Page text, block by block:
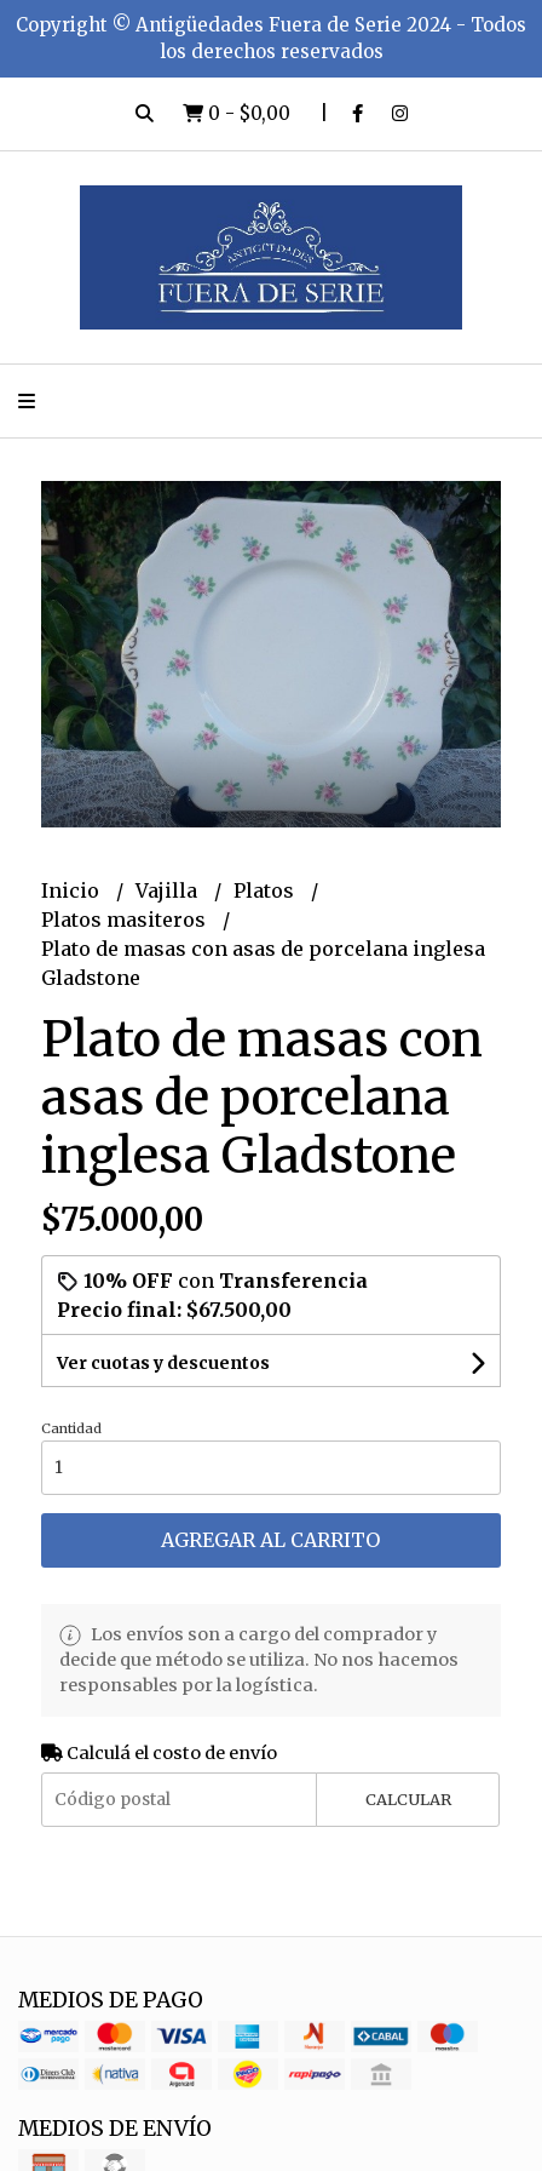
Copyright ©️ Antigüedades Fuera de Serie 2024 - Todos
los derechos reservados
0 - $0,00
Inicio Vajilla
Platos
Platos masiteros
Plato de masas con asas de porcelana inglesa
Gladstone
Plato de masas con
asas de porcelana
inglesa Gladstone
$75.000,00
10% OFF con Transferencia
Precio final: $67.500,00
Ver cuotas y descuentos
Cantidad
AGREGAR AL CARRITO
Los envíos son a cargo del comprador y
decide que método se utiliza. No nos hacemos
responsables por la logística.
Calculá el costo de envío
CALCULAR
MEDIOS DE PAGO
MEDIOS DE ENVÍO